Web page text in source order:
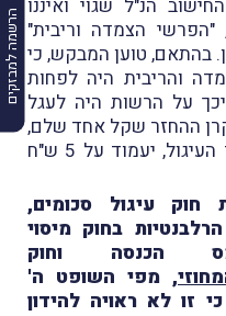
הרשמה למבזקים
הנ"ל שגוי ואיננו
הצמדה וריבית"
בהתאם, טוען המבקש, כי
והריבית היה לפחות
+ 0.47) ולפיכך על הרשות היה לעגל
ההחזר שקל אחד שלם,
כך שסכום ההחזר הסופי, לאחַר העיגול, יעמוד על 5 ש"ח
עיגול סכומים,
הרלבנטיות בחוק מיסוי
הכנסה וחוק
, מפי השופט ה'
זו לא ראויה להידון